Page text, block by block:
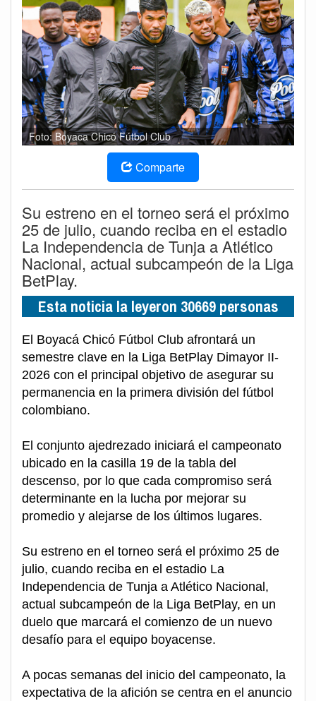
Foto: Boyaca Chicó Fútbol Club
Comparte
Su estreno en el torneo será el próximo
25 de julio, cuando reciba en el estadio
La Independencia de Tunja a Atlético
Nacional, actual subcampeón de la Liga
BetPlay.
Esta noticia la leyeron 30669 personas
El Boyacá Chicó Fútbol Club afrontará un
semestre clave en la Liga BetPlay Dimayor II-
2026 con el principal objetivo de asegurar su
permanencia en la primera división del fútbol
colombiano.
El conjunto ajedrezado iniciará el campeonato
ubicado en la casilla 19 de la tabla del
descenso, por lo que cada compromiso será
determinante en la lucha por mejorar su
promedio y alejarse de los últimos lugares.
Su estreno en el torneo será el próximo 25 de
julio, cuando reciba en el estadio La
Independencia de Tunja a Atlético Nacional,
actual subcampeón de la Liga BetPlay, en un
duelo que marcará el comienzo de un nuevo
desafío para el equipo boyacense.
A pocas semanas del inicio del campeonato, la
expectativa de la afición se centra en el anuncio